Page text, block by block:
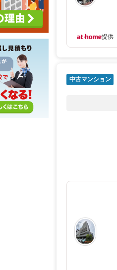
提供
中古マンション